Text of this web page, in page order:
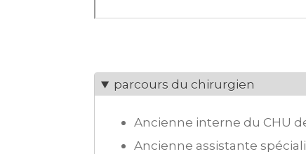
parcours du chirurgien
Ancienne interne du CHU
Ancienne assistante